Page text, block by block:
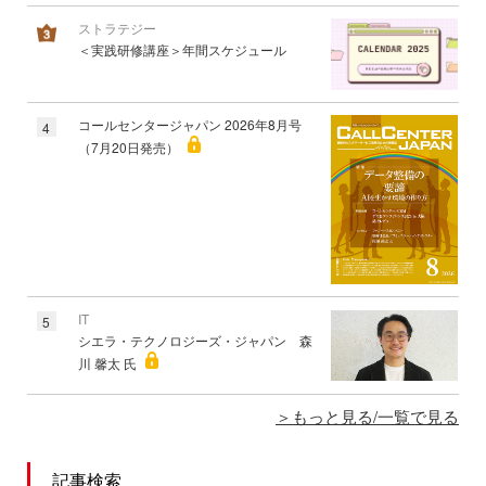
ストラテジー
＜実践研修講座＞年間スケジュール
4
コールセンタージャパン 2026年8月号
（7月20日発売）
5
IT
シエラ・テクノロジーズ・ジャパン 森
川 馨太 氏
もっと見る/一覧で見る
記事検索